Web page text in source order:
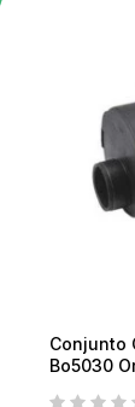
Conjunto
Bo5030